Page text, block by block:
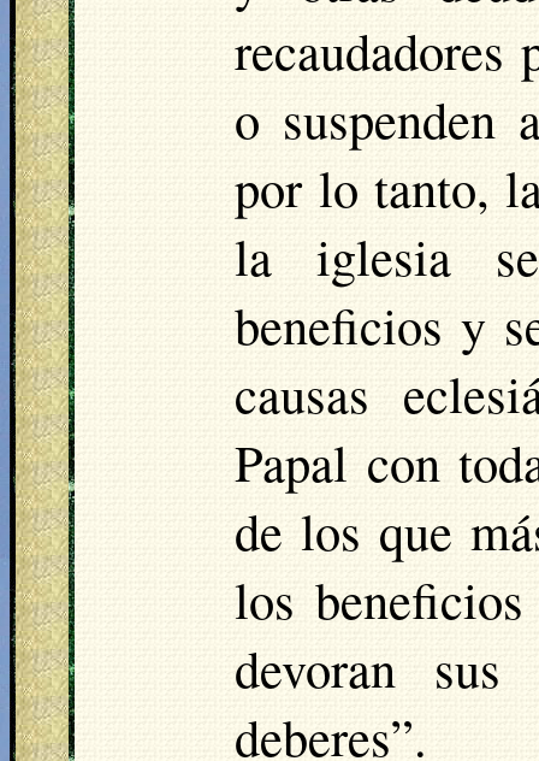
recaudadores
o suspenden
por lo tanto,
la iglesia
beneficios y
causas
Papal con
de los que
los
devoran
deberes”.